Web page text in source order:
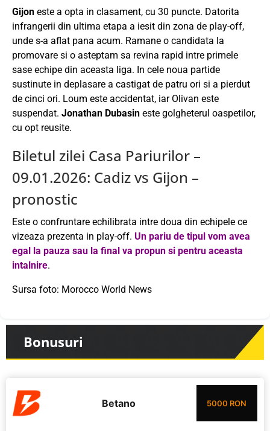
Gijon este a opta in clasament, cu 30 puncte. Datorita
infrangerii din ultima etapa a iesit din zona de play-off,
unde s-a aflat pana acum. Ramane o candidata la
promovare si o asteptam sa revina rapid intre primele
sase echipe din aceasta liga. In cele noua partide
sustinute in deplasare a castigat de patru ori si a pierdut
de cinci ori. Loum este accidentat, iar Olivan este
suspendat. Jonathan Dubasin este golgheterul oaspetilor,
cu opt reusite.
Biletul zilei Casa Pariurilor –
09.01.2026: Cadiz vs Gijon –
pronostic
Este o confruntare echilibrata intre doua din echipele ce
vizeaza prezenta in play-off. Un pariu de tipul vom avea
egal la pauza sau la final va propun si pentru aceasta
intalnire.
Sursa foto: Morocco World News
Bonusuri
Betano 5000 RON